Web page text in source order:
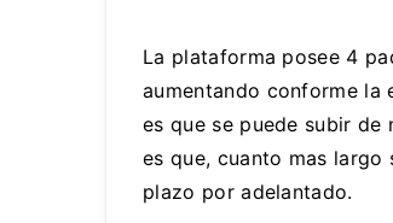
La plataforma posee 4
aumentando conforme la
es que se puede subir de
es que, cuanto mas
plazo por adelantado.